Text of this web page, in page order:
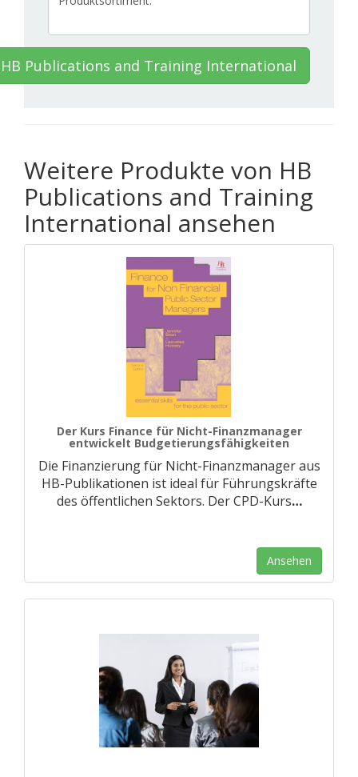
Publications and Training International
Weitere Produkte von HB
Publications and Training
International ansehen
Der Kurs Finance für Nicht-Finanzmanager
entwickelt Budgetierungsfähigkeiten
Die Finanzierung für Nicht-Finanzmanager aus
HB-Publikationen ist ideal für Führungskräfte
des öffentlichen Sektors. Der CPD-Kurs…
Ansehen